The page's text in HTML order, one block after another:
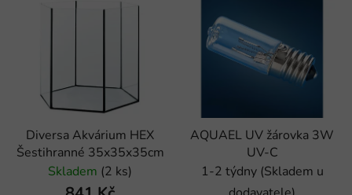
Diversa Akvárium HEX
Šestihranné 35x35x35cm
Skladem (2 ks)
AQUAEL UV žárovka 3W
UV-C
1-2 týdny (Skladem u